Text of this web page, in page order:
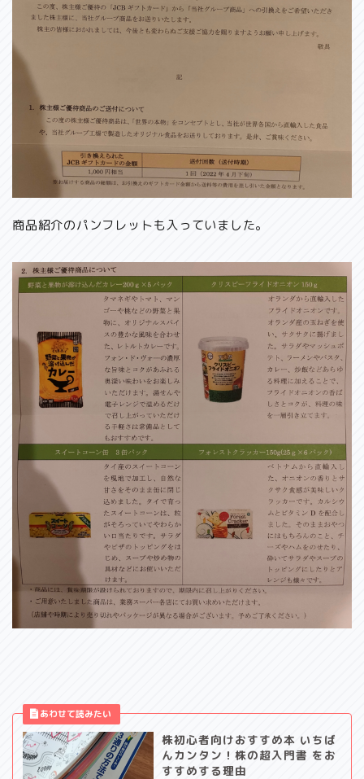
商品紹介のパンフレットも入っていました。
株初心者向けおすすめ本 いちば
んカンタン！株の超入門書 をお
すすめする理由